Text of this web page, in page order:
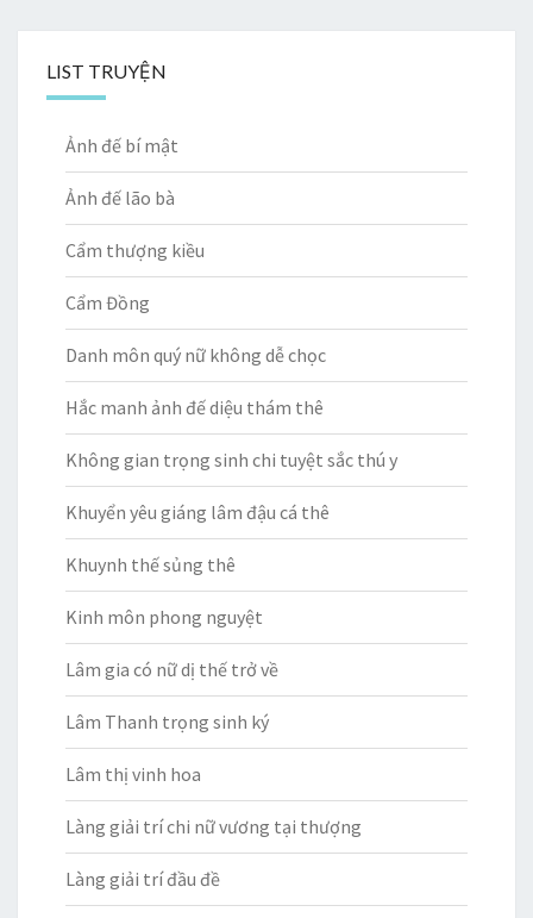
LIST TRUYỆN
Ảnh đế bí mật
Ảnh đế lão bà
Cẩm thượng kiều
Cẩm Đồng
Danh môn quý nữ không dễ chọc
Hắc manh ảnh đế diệu thám thê
Không gian trọng sinh chi tuyệt sắc thú y
Khuyển yêu giáng lâm đậu cá thê
Khuynh thế sủng thê
Kinh môn phong nguyệt
Lâm gia có nữ dị thế trở về
Lâm Thanh trọng sinh ký
Lâm thị vinh hoa
Làng giải trí chi nữ vương tại thượng
Làng giải trí đầu đề